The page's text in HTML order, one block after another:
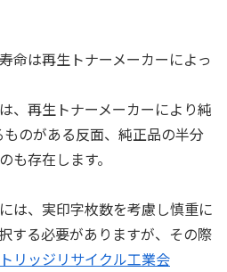
命は再生トナーメーカーによっ
、再生トナーメーカーにより純
のがある反面、純正品の半分
も存在します。
は、実印字枚数を考慮し慎重に
する必要がありますが、その際
リッジリサイクル工業会